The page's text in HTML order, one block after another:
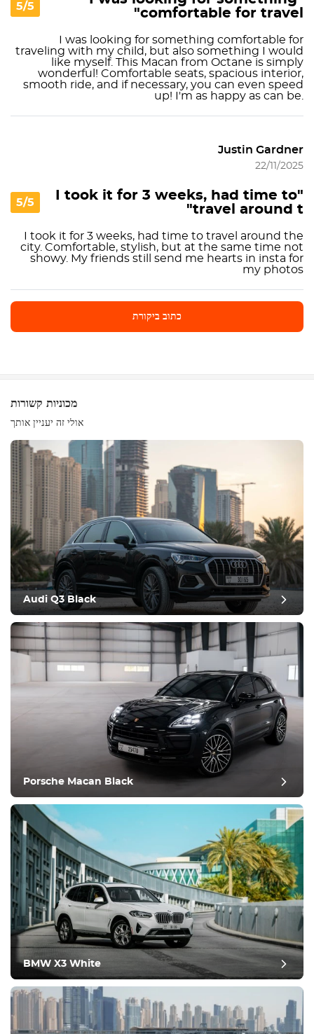
5/5
comfortable for travel"
I was looking for something comfortable for
traveling with my child, but also something I would
like myself. This Macan from Octane is simply
wonderful! Comfortable seats, spacious interior,
smooth ride, and if necessary, you can even speed
up! I'm as happy as can be.
Justin Gardner
22/11/2025
5/5
"I took it for 3 weeks, had time to
travel around t"
I took it for 3 weeks, had time to travel around the
city. Comfortable, stylish, but at the same time not
showy. My friends still send me hearts in insta for
my photos
כתוב ביקורת
ציוד
נוח
בקרת אקלים
תנאי
ביקורת פוסט
מכוניות קשורות
אולי זה יעניין אותך
Audi Q3 Black
Porsche Macan Black
BMW X3 White